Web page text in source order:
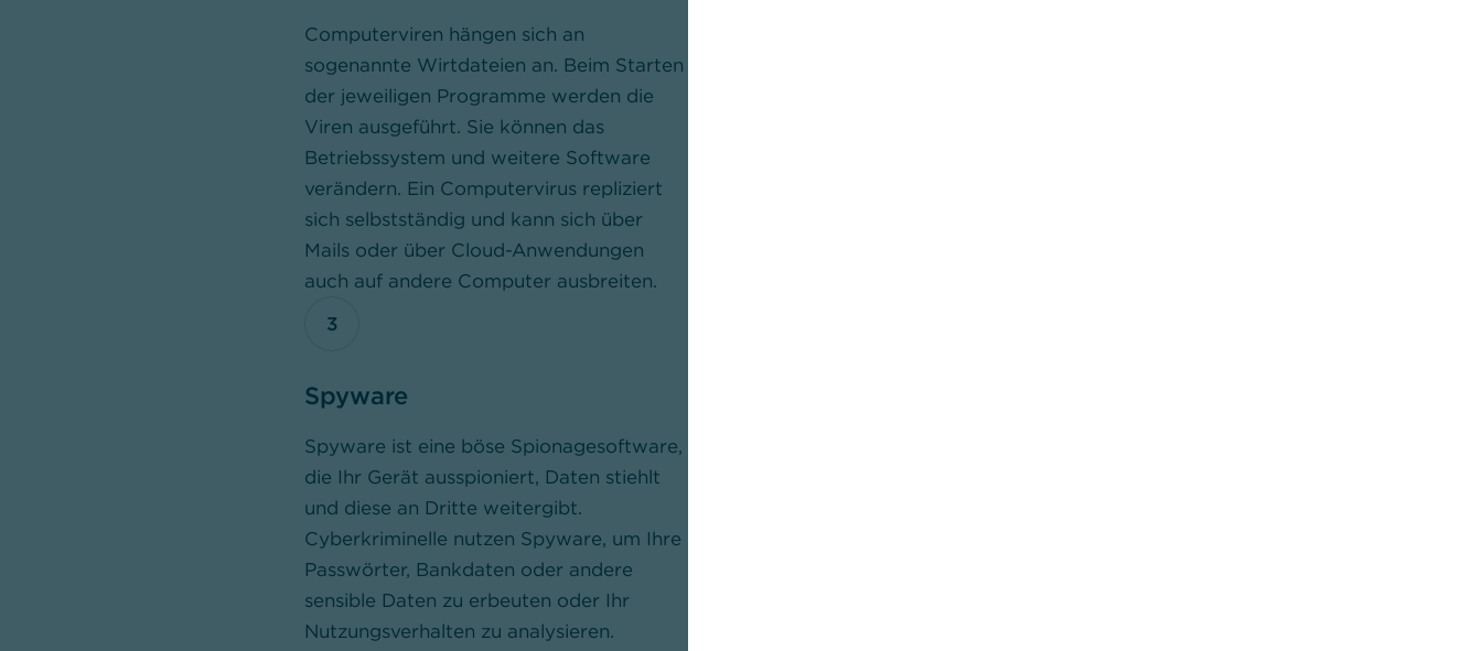
Computerviren hängen sich an
sogenannte Wirtdateien an. Beim Starten
der jeweiligen Programme werden die
Viren ausgeführt. Sie können das
Betriebssystem und weitere Software
verändern. Ein Computervirus repliziert
sich selbstständig und kann sich über
Mails oder über Cloud-Anwendungen
auch auf andere Computer ausbreiten.
3
Spyware
Spyware ist eine böse Spionagesoftware,
die Ihr Gerät ausspioniert, Daten stiehlt
und diese an Dritte weitergibt.
Cyberkriminelle nutzen Spyware, um Ihre
Passwörter, Bankdaten oder andere
sensible Daten zu erbeuten oder Ihr
Nutzungsverhalten zu analysieren.